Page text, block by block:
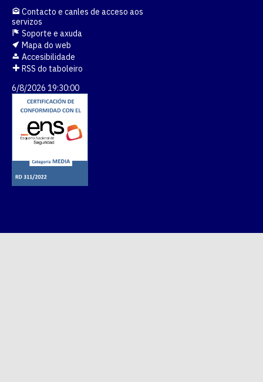
Contacto e canles de acceso aos
servizos
Soporte e axuda
Mapa do web
Accesibilidade
RSS do taboleiro
6/8/2026 19:30:01